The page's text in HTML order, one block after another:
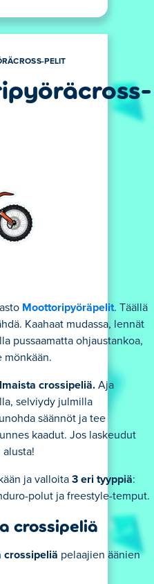
PELIT
Moottoripyöräpelit. Täällä
Kaahaat mudassa, lennät
pussaamatta ohjaustankoa,
mönkään.
crossipeliä. Aja
selviydy julmilla
säännöt ja tee
kaadut. Jos laskeudut
ja valloita 3 eri tyyppiä:
polut ja freestyle-temput.
crossipeliä
crossipeliä pelaajien äänien